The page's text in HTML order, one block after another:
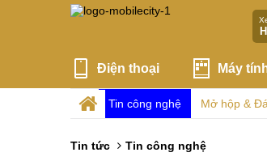
Điện thoại Máy
Tin công nghệ Mở hộp &
Tin tức Tin công nghệ